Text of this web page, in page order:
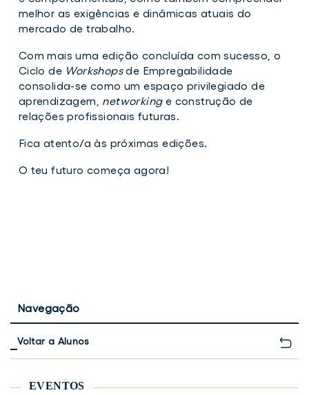
melhor as exigências e dinâmicas atuais do
mercado de trabalho.
Com mais uma edição concluída com sucesso, o
Ciclo de Workshopsde Empregabilidade
consolida-se como um espaço privilegiado de
aprendizagem, networkinge construção de
relações profissionais futuras.
Fica atento/a às próximas edições.
O teu futuro começa agora!
Navegação
Voltar a Alunos
EVENTOS